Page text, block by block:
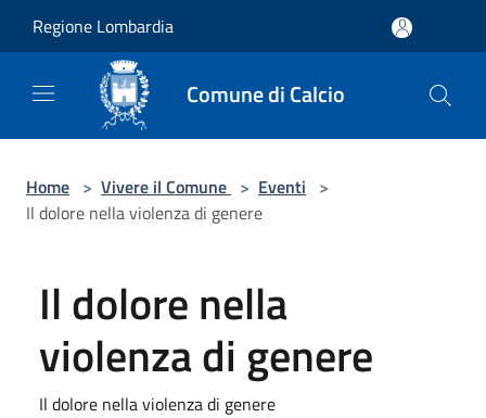
Regione Lombardia
Comune di Calcio
Home > Vivere il Comune > Eventi >
Il dolore nella violenza di genere
Il dolore nella
violenza di genere
Il dolore nella violenza di genere